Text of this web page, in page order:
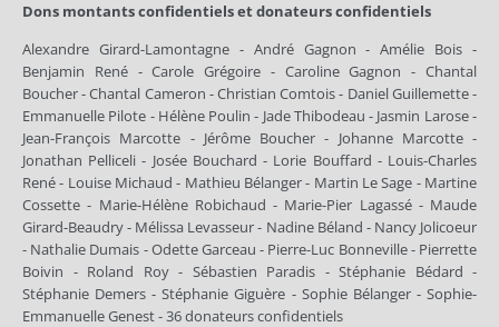
Dons montants confidentiels et donateurs confidentiels
Alexandre Girard-Lamontagne - André Gagnon - Amélie Bois -
Benjamin René - Carole Grégoire - Caroline Gagnon - Chantal
Boucher - Chantal Cameron - Christian Comtois - Daniel Guillemette -
Emmanuelle Pilote - Hélène Poulin - Jade Thibodeau - Jasmin Larose -
Jean-François Marcotte - Jérôme Boucher - Johanne Marcotte -
Jonathan Pelliceli - Josée Bouchard - Lorie Bouffard - Louis-Charles
René - Louise Michaud - Mathieu Bélanger - Martin Le Sage - Martine
Cossette - Marie-Hélène Robichaud - Marie-Pier Lagassé - Maude
Girard-Beaudry - Mélissa Levasseur - Nadine Béland - Nancy Jolicoeur
- Nathalie Dumais - Odette Garceau - Pierre-Luc Bonneville - Pierrette
Boivin - Roland Roy - Sébastien Paradis - Stéphanie Bédard -
Stéphanie Demers - Stéphanie Giguère - Sophie Bélanger - Sophie-
Emmanuelle Genest - 36 donateurs confidentiels